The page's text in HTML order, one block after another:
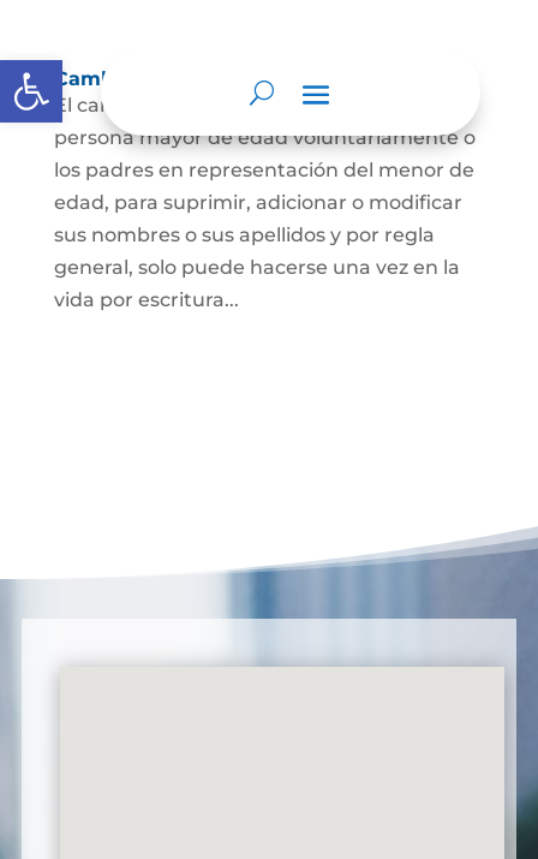
Abrir barra de herramientas
Cambio Nombre
El cambio de nombre lo podrá hacer la
persona mayor de edad voluntariamente o
los padres en representación del menor de
edad, para suprimir, adicionar o modificar
sus nombres o sus apellidos y por regla
general, solo puede hacerse una vez en la
vida por escritura...